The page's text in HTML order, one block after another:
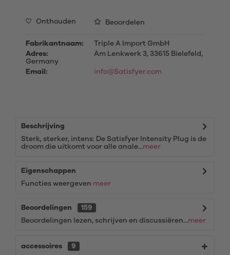
Onthouden Beoordelen
Fabrikantnaam:
Triple A Import GmbH
Adres:
Am Lenkwerk 3, 33615 Bielefeld,
Germany
Email:
info@Satisfyer.com
Beschrijving
Sterk, sterker, intens: De Satisfyer Intensity Plug is de
droom die uitkomt voor alle anale...meer
Eigenschappen
Functies weergeven meer
Beoordelingen
159
Beoordelingen lezen, schrijven en discussiëren...meer
accessoires 9